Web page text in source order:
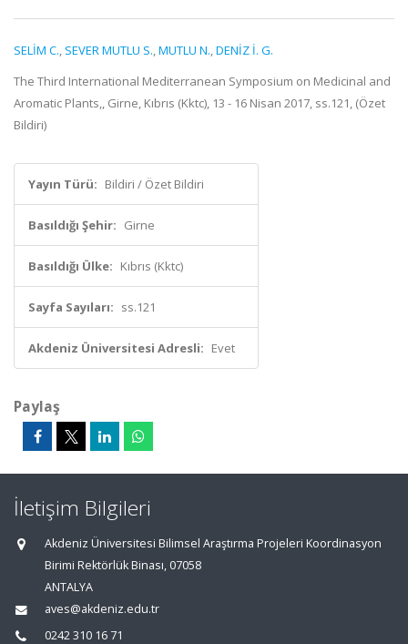
SELİM C., SEVER MUTLU S.,MUTLU N.,DENİZ İ. G.
The Third International Mediterranean Symposium on Medicinal and
Aromatic Plants,, Girne, Kıbrıs (Kktc), 13 - 16 Nisan 2017, ss.121, (Özet
Bildiri)
Yayın Türü: Bildiri / Özet Bildiri
Basıldığı Şehir: Girne
Basıldığı Ülke: Kıbrıs (Kktc)
Sayfa Sayıları: ss.121
Akdeniz Üniversitesi Adresli: Evet
Paylaş
İletişim Bilgileri
Akdeniz Üniversitesi Bilimsel Araştırma Projeleri Koordinasyon
Birimi Rektörlük Binası, 07058
ANTALYA
aves@akdeniz.edu.tr
0242 310 16 71